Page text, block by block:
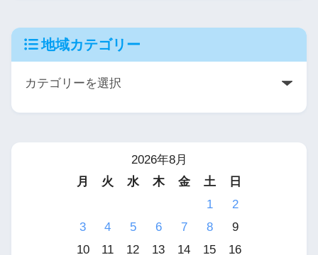
地域カテゴリー
2026年8月
月
火 水 木 金 土
日
1
2
3
4 5 6 7 8
9
10
11 12 13 14 15
16